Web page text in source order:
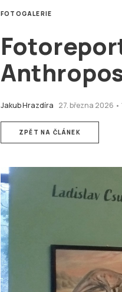
Jakub Hrazdíra 27. března 2026 •
FOTOGALERIE
ZPĚT NA ČLÁNEK